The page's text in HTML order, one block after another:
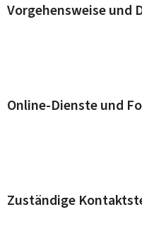
Vorgehensweise und
Online-Dienste und
Zuständige